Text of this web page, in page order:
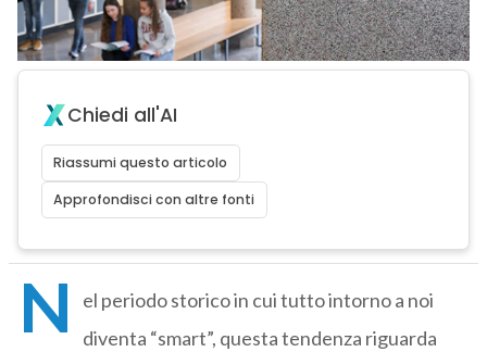
Chiedi all'AI
Riassumi questo articolo
Approfondisci con altre fonti
N
el periodo storico in cui tutto intorno a noi
diventa “smart”, questa tendenza riguarda